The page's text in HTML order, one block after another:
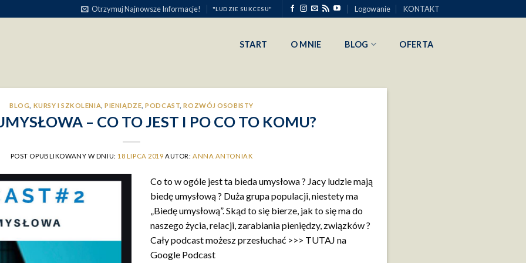
Otrzymuj Najnowsze Informacje! "LUDZIE SUKCESU" Logowanie KONTAKT
START O MNIE BLOG OFERTA
BLOG KURSY I SZKOLENIA ,PIENIĄDZE ,PODCAST ,ROZWÓJ OSOBISTY
– CO TO JEST I PO CO TO KOMU?
POST OPUBLIKOWANY W DNIU: 18 LIPCA 2019 AUTOR: ANNA ANTONIAK
Co to w ogóle jest ta bieda umysłowa ? Jacy ludzie mają
biedę umysłową ? Duża grupa populacji, niestety ma
„Biedę umysłową”. Skąd to się bierze, jak to się ma do
naszego życia, relacji, zarabiania pieniędzy, związków ?
Cały podcast możesz przesłuchać >>> TUTAJ na
Google Podcast